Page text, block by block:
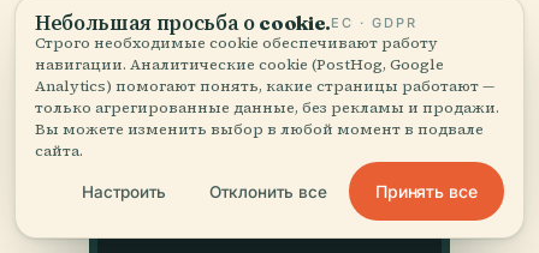
Небольшая просьба о cookie.ЕС · GDPR
Строго необходимые cookie обеспечивают работу
навигации. Аналитические cookie (PostHog, Google
Analytics) помогают понять, какие страницы работают —
только агрегированные данные, без рекламы и продажи.
Вы можете изменить выбор в любой момент в подвале
сайта.
Настроить Отклонить все Принять все